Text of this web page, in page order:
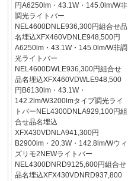
円A6250lm・43.1W・145.0lm/W非
調光ライトバー
NEL4600DNLE936,300円組合せ品
名埋込XFX460VDNLE948,500円
A6250lm・43.1W・145.0lm/W非調
光ライトバー
NEL4600DWLE936,300円組合せ
品名埋込XFX460VDWLE948,500
円B6130lm・43.1W・
142.2lm/W3200lmタイプ調光ライ
トバーNEL4300DNLA929,100円組
合せ品名埋込
XFX430VDNLA941,300円
B2900lm・20.3W・142.8lm/Wウィ
ズリモ2NEWライトバー
NEL4300DNRD9125,600円組合せ
品名埋込XFX430VDNRD937,800